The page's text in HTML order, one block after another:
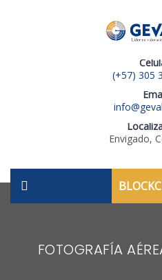
(+57) 305
Envigado,
FOTOGRAFÍA